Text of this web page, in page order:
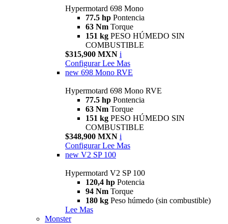
Hypermotard 698 Mono
77.5 hp Pontencia
63 Nm Torque
151 kg PESO HÚMEDO SIN
COMBUSTIBLE
$315,900 MXN i
Configurar Lee Mas
new 698 Mono RVE
Hypermotard 698 Mono RVE
77.5 hp Pontencia
63 Nm Torque
151 kg PESO HÚMEDO SIN
COMBUSTIBLE
$348,900 MXN i
Configurar Lee Mas
new V2 SP 100
Hypermotard V2 SP 100
120,4 hp Potencia
94 Nm Torque
180 kg Peso húmedo (sin combustible)
Lee Mas
Monster